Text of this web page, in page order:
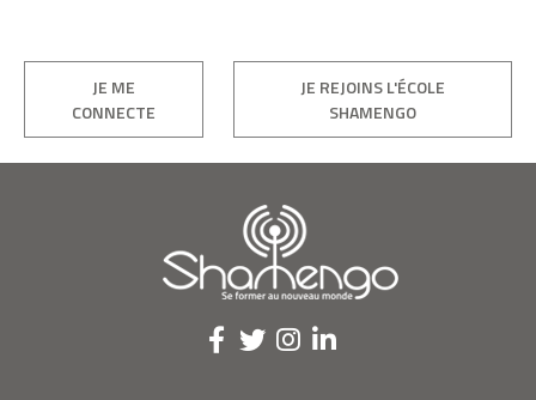
JE ME
CONNECTE
JE REJOINS L'ÉCOLE
SHAMENGO